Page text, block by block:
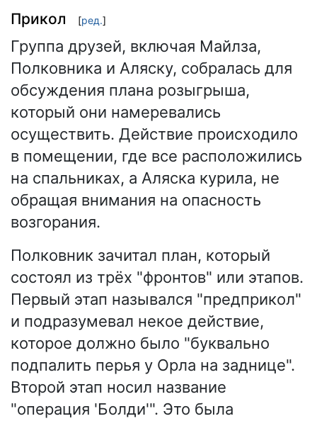
Прикол [ред.]
Группа друзей, включая Майлза,
Полковника и Аляску, собралась для
обсуждения плана розыгрыша,
который они намеревались
осуществить. Действие происходило
в помещении, где все расположились
на спальниках, а Аляска курила, не
обращая внимания на опасность
возгорания.
Полковник зачитал план, который
состоял из трёх "фронтов" или этапов.
Первый этап назывался "предприкол"
и подразумевал некое действие,
которое должно было "буквально
подпалить перья у Орла на заднице".
Второй этап носил название
"операция 'Болди'". Это была